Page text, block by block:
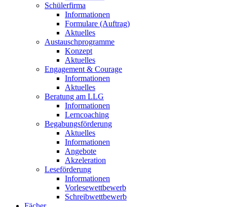
Schülerfirma
Informationen
Formulare (Auftrag)
Aktuelles
Austauschprogramme
Konzept
Aktuelles
Engagement & Courage
Informationen
Aktuelles
Beratung am LLG
Informationen
Lerncoaching
Begabungsförderung
Aktuelles
Informationen
Angebote
Akzeleration
Leseförderung
Informationen
Vorlesewettbewerb
Schreibwettbewerb